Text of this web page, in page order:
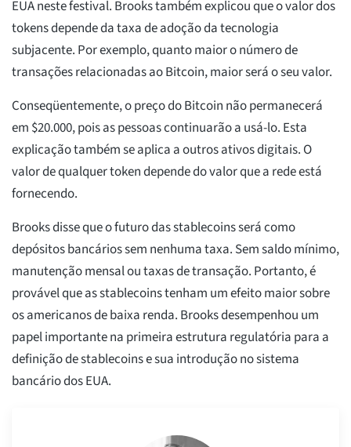
EUA neste festival. Brooks também explicou que o valor dos
tokens depende da taxa de adoção da tecnologia
subjacente. Por exemplo, quanto maior o número de
transações relacionadas ao Bitcoin, maior será o seu valor.
Conseqüentemente, o preço do Bitcoin não permanecerá
em $20.000, pois as pessoas continuarão a usá-lo. Esta
explicação também se aplica a outros ativos digitais. O
valor de qualquer token depende do valor que a rede está
fornecendo.
Brooks disse que o futuro das stablecoins será como
depósitos bancários sem nenhuma taxa. Sem saldo mínimo,
manutenção mensal ou taxas de transação. Portanto, é
provável que as stablecoins tenham um efeito maior sobre
os americanos de baixa renda. Brooks desempenhou um
papel importante na primeira estrutura regulatória para a
definição de stablecoins e sua introdução no sistema
bancário dos EUA.